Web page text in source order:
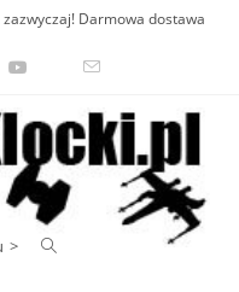
Darmowa dostawa
>